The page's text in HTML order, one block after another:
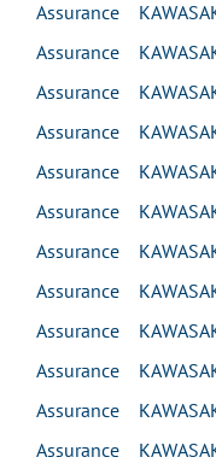
Assurance
Assurance
Assurance
Assurance
Assurance
Assurance
Assurance
Assurance
Assurance
Assurance
Assurance
Assurance